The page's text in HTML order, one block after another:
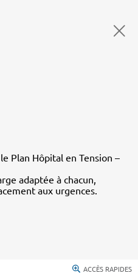
Plan Hôpital en Tension –
adaptée à chacun,
aux urgences.
ACCÈS RAPIDES